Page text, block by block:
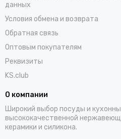
данных
Условия обмена и возврата
Обратная связь
Оптовым покупателям
Реквизиты
KS.club
О компании
Широкий выбор посуды и
высококачественной
керамики и силикона.